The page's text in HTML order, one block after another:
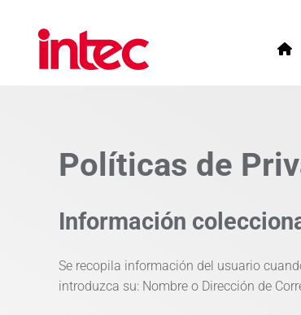
Skip to main content
Políticas de
Información
Se recopila información del usuario
introduzca su: Nombre o Dirección de